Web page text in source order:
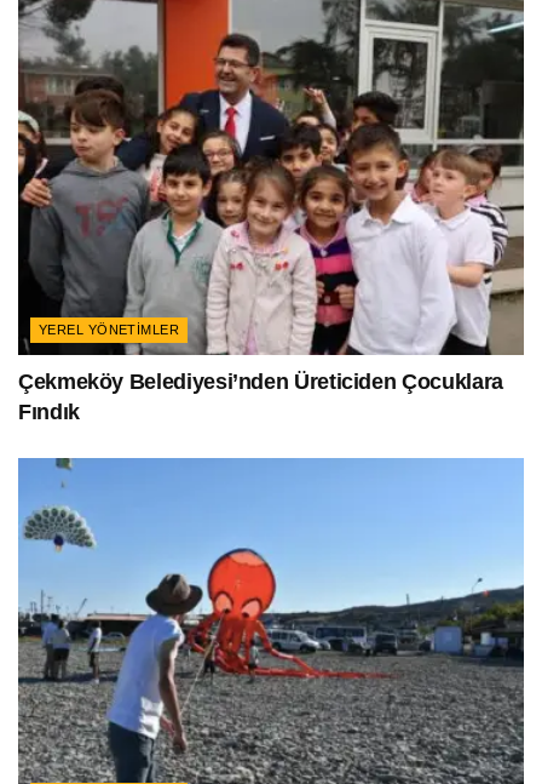
YEREL YÖNETIMLER
Çekmeköy Belediyesi’nden Üreticiden Çocuklara
Fındık